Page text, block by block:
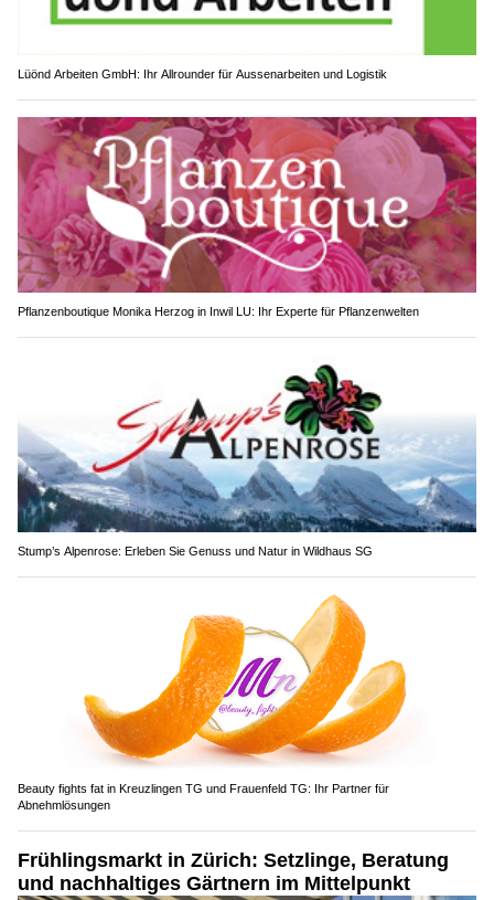
Lüönd Arbeiten GmbH: Ihr Allrounder für Aussenarbeiten und Logistik
Pflanzenboutique Monika Herzog in Inwil LU: Ihr Experte für Pflanzenwelten
Stump’s Alpenrose: Erleben Sie Genuss und Natur in Wildhaus SG
Beauty fights fat in Kreuzlingen TG und Frauenfeld TG: Ihr Partner für
Abnehmlösungen
Frühlingsmarkt in Zürich: Setzlinge, Beratung
und nachhaltiges Gärtnern im Mittelpunkt